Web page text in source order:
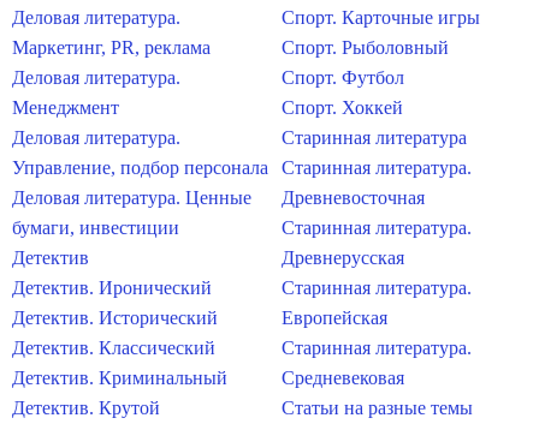
Деловая литература.
Маркетинг, PR, реклама
Деловая литература.
Менеджмент
Деловая литература.
Управление, подбор персонала
Деловая литература. Ценные
бумаги, инвестиции
Детектив
Детектив. Иронический
Детектив. Исторический
Детектив. Классический
Детектив. Криминальный
Детектив. Крутой
Спорт. Карточные игры
Спорт. Рыболовный
Спорт. Футбол
Спорт. Хоккей
Старинная литература
Старинная литература.
Древневосточная
Старинная литература.
Древнерусская
Старинная литература.
Европейская
Старинная литература.
Средневековая
Статьи на разные темы